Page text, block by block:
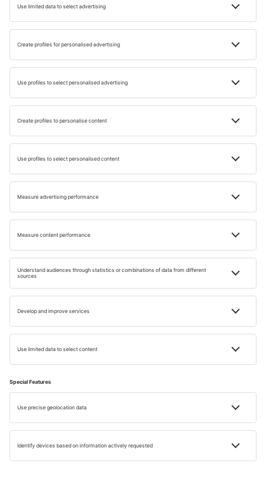
Unde și ce să mănânci în Mallorca?
Bucătăria din Mallorca, parte a tradiției Insulelor Baleare,
lăsate în urmă de popoarele care au trecut pe aici de-a
lungul secolelor – fenicieni, romani, vizigoți și mauri.
Rezultatul este o gastronomie unică, bazată pe simplitate,
Printre delicatesele care merită încercate într-o vacanță
Mallorca se numără:
Alioli, sos pe bază de usturoi, ulei de măsline și lămâie,
servit cu pâine, cartofi, legume, pește sau carne.
El Tumbet, o mâncare tradițională la cuptor cu vinete,
cartofi, roșii și ardei, perfectă alături de carne.
Coca, plăcintă crocantă din aluat de pâine cu diferite
Ensaimada , un desert dulce, în formă de melc, pudrat cu
zahăr.
În timpul unui sejur în Mallorca vei găsi restaurante și
gusturi locale. Un exemplu celebru este Calixto din Palma
de Mallorca, cunoscut pentru paella sa, considerată de
mulți cea mai bună din oraș.